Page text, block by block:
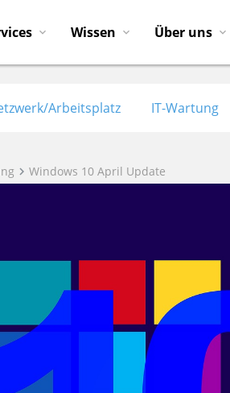
Wissen Über uns
Arbeitsplatz IT-Wartung
Windows 10 April Update